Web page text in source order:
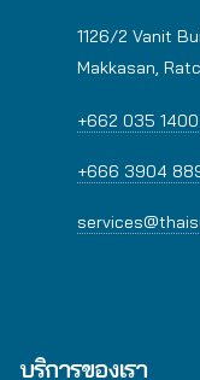
1126/2 Vanit
Makkasan,
+662 035 1400
+666 3904
บริการของเรา